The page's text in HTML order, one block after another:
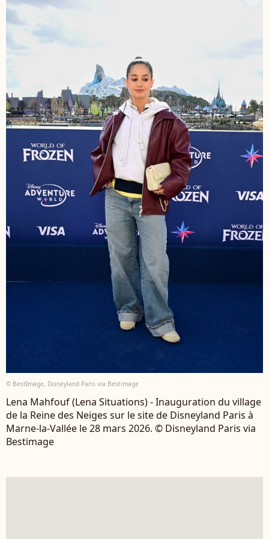
© BestImage, Disneyland Paris via Bestimage
Lena Mahfouf (Lena Situations) - Inauguration du village
de la Reine des Neiges sur le site de Disneyland Paris à
Marne-la-Vallée le 28 mars 2026. © Disneyland Paris via
Bestimage